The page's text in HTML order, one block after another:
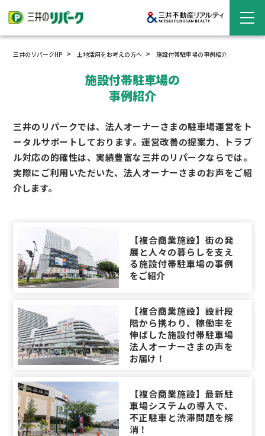
三井のリパークHP 土地活用をお考えの方へ 施設付帯駐車場の事例紹介
施設付帯駐車場の
事例紹介
三井のリパークでは、法人オーナーさまの駐車場運営をト
ータルサポートしております。運営改善の提案力、トラブ
ル対応の的確性は、実績豊富な三井のリパークならでは。
実際にご利用いただいた、法人オーナーさまのお声をご紹
介します。
【複合商業施設】街の発
展と人々の暮らしを支え
る施設付帯駐車場の事例
をご紹介
【複合商業施設】設計段
階から携わり、稼働率を
伸ばした施設付帯駐車場
法人オーナーさまの声を
お届け！
【複合商業施設】最新駐
車場システムの導入で、
不正駐車と渋滞問題を解
消！